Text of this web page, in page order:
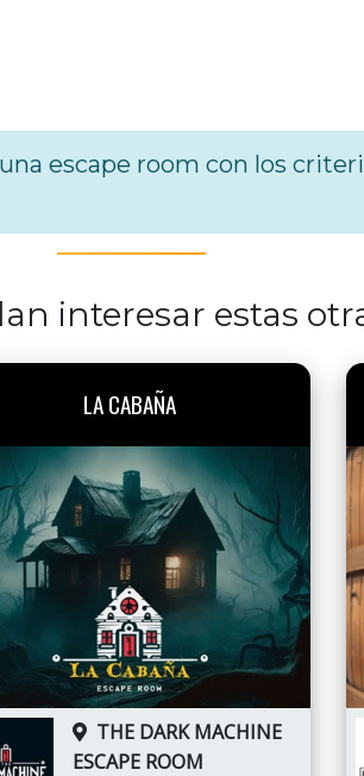
escape room con los
interesar estas
LA CABAÑA
THE DARK MACHINE
ESCAPE ROOM